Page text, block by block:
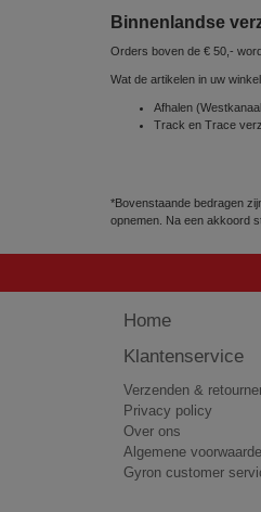
Binnenlandse
Orders boven de € 50,-
Wat de artikelen in uw
Afhalen
Track en Trace
*Bovenstaande bedragen
opnemen. Na een akkoord
Home
Klantenservice
Verzenden &
Privacy policy
Over ons
Algemene
Gyron customer